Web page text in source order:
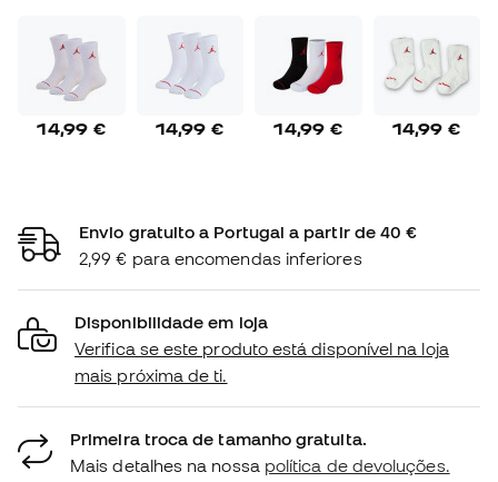
14,99 € 14,99 € 14,99 € 14,99 €
Envio gratuito a Portugal a partir de 40 €
2,99 € para encomendas inferiores
Disponibilidade em loja
Verifica se este produto está disponível na loja
mais próxima de ti.
Primeira troca de tamanho gratuita.
Mais detalhes na nossa política de devoluções.